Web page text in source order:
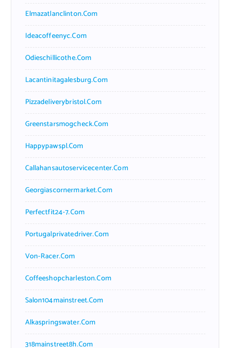
Elmazatlanclinton.com
Ideacoffeenyc.com
Odieschillicothe.com
Lacantinitagalesburg.com
Pizzadeliverybristol.com
Greenstarsmogcheck.com
Happypawspl.com
Callahansautoservicecenter.com
Georgiascornermarket.com
Perfectfit24-7.com
Portugalprivatedriver.com
Von-Racer.com
Coffeeshopcharleston.com
Salon104mainstreet.com
Alkaspringswater.com
318mainstreet8h.com